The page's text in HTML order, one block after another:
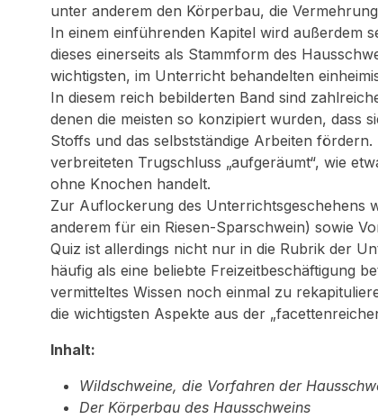
unter anderem den Körperbau, die
In einem einführenden Kapitel wird außerdem
dieses einerseits als Stammform des
wichtigsten, im Unterricht behandelten
In diesem reich bebilderten Band sind
denen die meisten so konzipiert wurden, dass
Stoffs und das selbstständige Arbeiten
verbreiteten Trugschluss „aufgeräumt“, wie
ohne Knochen handelt.
Zur Auflockerung des Unterrichtsgeschehens
anderem für ein Riesen-Sparschwein) sowie
Quiz ist allerdings nicht nur in die Rubrik der
häufig als eine beliebte Freizeitbeschäftigung
vermitteltes Wissen noch einmal zu
die wichtigsten Aspekte aus der
Inhalt:
Wildschweine, die Vorfahren der
Der Körperbau des Hausschweins